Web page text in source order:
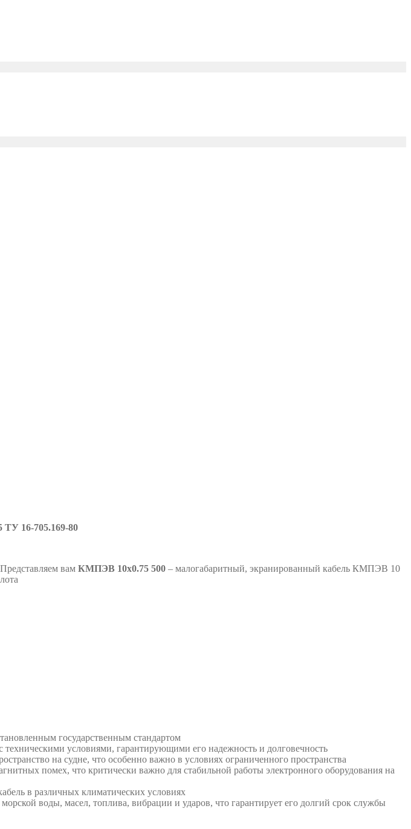
ТУ 16-705.169-80
вам КМПЭВ 10х0.75 500 – малогабаритный, экранированный кабель КМПЭВ 10
государственным стандартом
условиями, гарантирующими его надежность и долговечность
на судне, что особенно важно в условиях ограниченного пространства
помех, что критически важно для стабильной работы электронного оборудования на
в различных климатических условиях
воды, масел, топлива, вибрации и ударов, что гарантирует его долгий срок службы